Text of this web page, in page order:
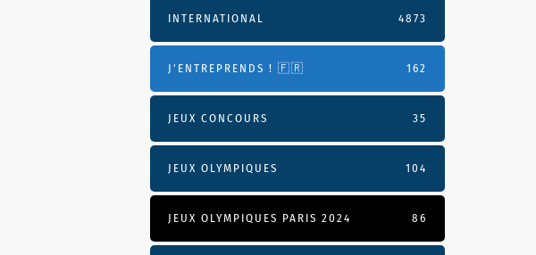
INTERNATIONAL 4873
J'ENTREPRENDS ! 🇫🇷 162
JEUX CONCOURS 35
JEUX OLYMPIQUES 104
JEUX OLYMPIQUES PARIS 2024 86